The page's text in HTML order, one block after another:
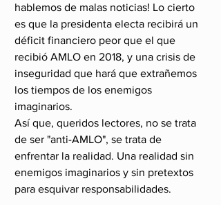
hablemos de malas noticias! Lo cierto
es que la presidenta electa recibirá un
déficit financiero peor que el que
recibió AMLO en 2018, y una crisis de
inseguridad que hará que extrañemos
los tiempos de los enemigos
imaginarios.
Así que, queridos lectores, no se trata
de ser "anti-AMLO", se trata de
enfrentar la realidad. Una realidad sin
enemigos imaginarios y sin pretextos
para esquivar responsabilidades.